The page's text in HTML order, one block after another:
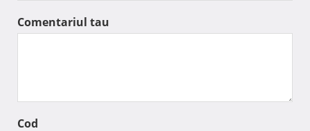
Comentariul tau
Cod